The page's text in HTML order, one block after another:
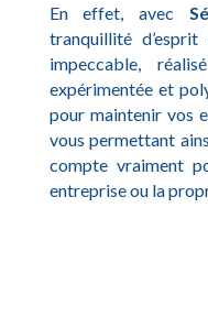
En effet, avec
tranquillité d’esprit
impeccable,
expérimentée et
pour maintenir vos
vous permettant
compte vraiment
entreprise ou la